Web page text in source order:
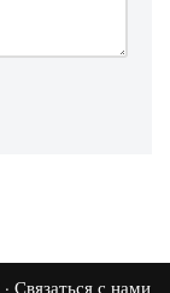
· Связаться с нами